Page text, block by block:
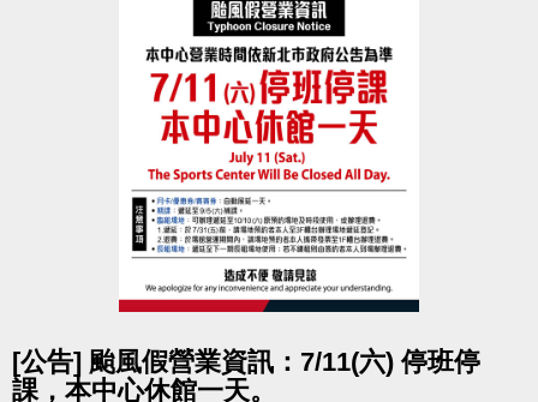
https://forms.gle/F5btZG1F8UzFPjH48
活動洽詢：黃先生 0916-234-164
主辦單位：新北市政府衛生局、新北市社區心理衛生
協辦單位：漫話科技股份有限公司
[公告] 颱風假營業資訊：7/11(六) 停班停
課，本中心休館一天。